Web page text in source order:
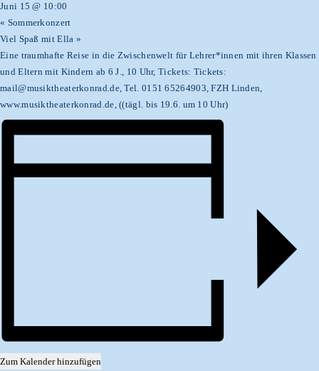
Juni 15 @ 10:00
« Sommerkonzert
Viel Spaß mit Ella »
Eine traumhafte Reise in die Zwischenwelt für Lehrer*innen mit ihren Klassen
und Eltern mit Kindern ab 6 J., 10 Uhr, Tickets: Tickets:
mail@musiktheaterkonrad.de, Tel. 0151 65264903, FZH Linden,
www.musiktheaterkonrad.de, ((tägl. bis 19.6. um 10 Uhr)
Zum Kalender hinzufügen